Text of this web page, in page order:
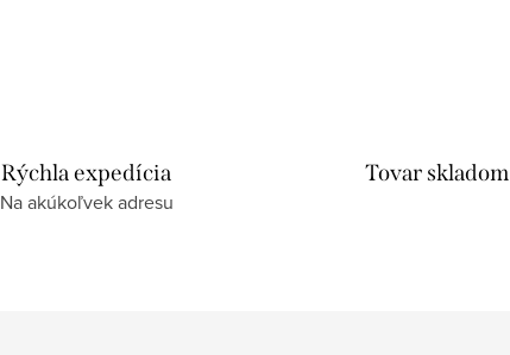
Rýchla expedícia
Na akúkoľvek adresu
Tovar skladom